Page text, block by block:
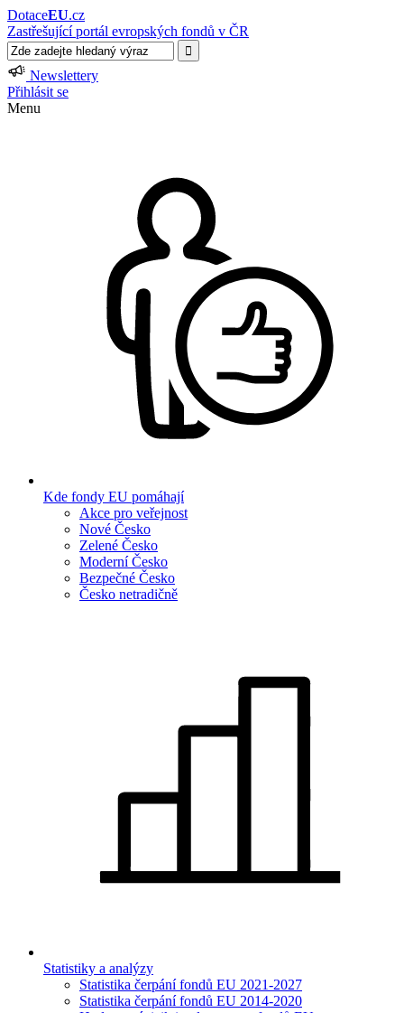
DotaceEU.cz
Zastřešující portál evropských fondů v ČR
Newslettery
Přihlásit se
Menu
Kde fondy EU pomáhají
Akce pro veřejnost
Nové Česko
Zelené Česko
Moderní Česko
Bezpečné Česko
Česko netradičně
Statistiky a analýzy
Statistika čerpání fondů EU 2021-2027
Statistika čerpání fondů EU 2014-2020